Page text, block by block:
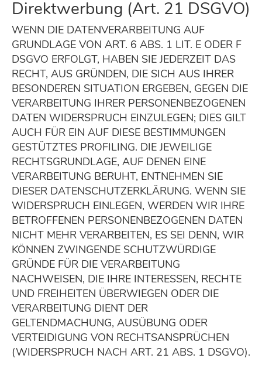
Direktwerbung (Art. 21 DSGVO)
WENN DIE DATENVERARBEITUNG AUF
GRUNDLAGE VON ART. 6 ABS. 1 LIT. E ODER F
DSGVO ERFOLGT, HABEN SIE JEDERZEIT DAS
RECHT, AUS GRÜNDEN, DIE SICH AUS IHRER
BESONDEREN SITUATION ERGEBEN, GEGEN DIE
VERARBEITUNG IHRER PERSONENBEZOGENEN
DATEN WIDERSPRUCH EINZULEGEN; DIES GILT
AUCH FÜR EIN AUF DIESE BESTIMMUNGEN
GESTÜTZTES PROFILING. DIE JEWEILIGE
RECHTSGRUNDLAGE, AUF DENEN EINE
VERARBEITUNG BERUHT, ENTNEHMEN SIE
DIESER DATENSCHUTZERKLÄRUNG. WENN SIE
WIDERSPRUCH EINLEGEN, WERDEN WIR IHRE
BETROFFENEN PERSONENBEZOGENEN DATEN
NICHT MEHR VERARBEITEN, ES SEI DENN, WIR
KÖNNEN ZWINGENDE SCHUTZWÜRDIGE
GRÜNDE FÜR DIE VERARBEITUNG
NACHWEISEN, DIE IHRE INTERESSEN, RECHTE
UND FREIHEITEN ÜBERWIEGEN ODER DIE
VERARBEITUNG DIENT DER
GELTENDMACHUNG, AUSÜBUNG ODER
VERTEIDIGUNG VON RECHTSANSPRÜCHEN
(WIDERSPRUCH NACH ART. 21 ABS. 1 DSGVO).